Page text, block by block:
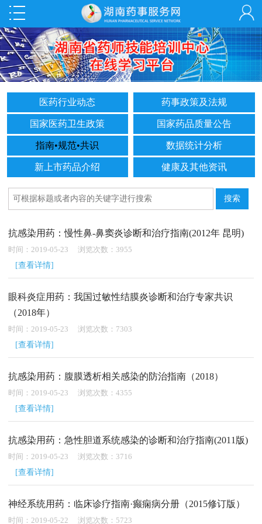
医药行业动态 药事政策及法规
国家医药卫生政策 国家药品质量公告
指南•规范•共识 数据统计分析
新上市药品介绍 健康及其他资讯
抗感染用药：慢性鼻-鼻窦炎诊断和治疗指南(2012年 昆明)
时间：2019-05-23 浏览次数：3955
[查看详情]
眼科炎症用药：我国过敏性结膜炎诊断和治疗专家共识
（2018年）
时间：2019-05-23 浏览次数：7303
[查看详情]
抗感染用药：腹膜透析相关感染的防治指南（2018）
时间：2019-05-23 浏览次数：4355
[查看详情]
抗感染用药：急性胆道系统感染的诊断和治疗指南(2011版)
时间：2019-05-23 浏览次数：3716
[查看详情]
神经系统用药：临床诊疗指南·癫痫病分册（2015修订版）
时间：2019-05-22 浏览次数：5723